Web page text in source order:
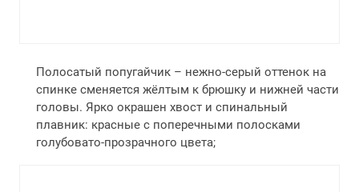
Полосатый попугайчик – нежно-серый оттенок на
спинке сменяется жёлтым к брюшку и нижней части
головы. Ярко окрашен хвост и спинальный
плавник: красные с поперечными полосками
голубовато-прозрачного цвета;